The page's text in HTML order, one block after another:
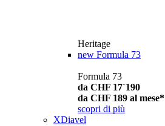
Heritage
new Formula 73
Formula 73
da CHF 17´190
da CHF 189 al mese*
scopri di più
XDiavel